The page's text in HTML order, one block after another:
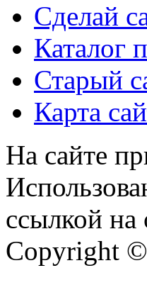
Сделай
Каталог
Старый
Карта
На сайте
ссылкой на
Copyright